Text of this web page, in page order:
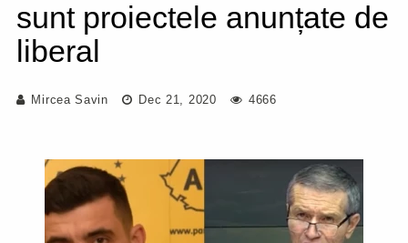
sunt proiectele anunțate de
liberal
Mircea Savin Dec 21, 2020 4666